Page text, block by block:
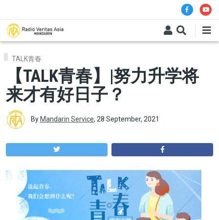
TALK青春
【TALK青春】|努力升学将
来才有好日子？
By Mandarin Service, 28 September, 2021